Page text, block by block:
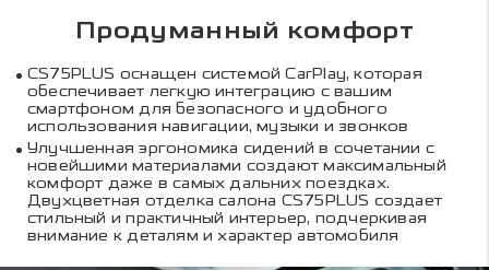
Продуманный комфорт
CS75PLUS оснащен системой CarPlay, которая
обеспечивает легкую интеграцию с вашим
смартфоном для безопасного и удобного
использования навигации, музыки и звонков
Улучшенная эргономика сидений в сочетании с
новейшими материалами создают максимальный
комфорт даже в самых дальних поездках.
Двухцветная отделка салона CS75PLUS создает
стильный и практичный интерьер, подчеркивая
внимание к деталям и характер автомобиля